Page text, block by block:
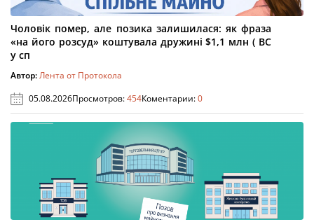
Чоловік помер, але позика залишилася: як фраза
«на його розсуд» коштувала дружині $1,1 млн ( ВС
у сп
Автор:Лента от Протокола
05.08.2026Просмотров:454Коментарии:0